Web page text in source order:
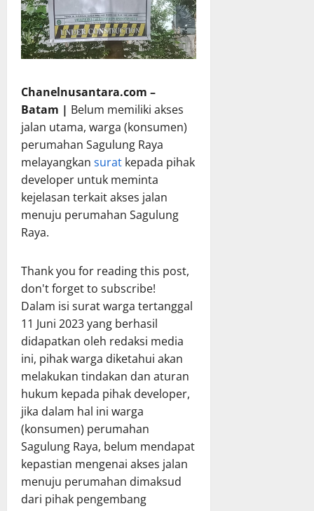
Chanelnusantara.com –
Batam | Belum memiliki akses
jalan utama, warga (konsumen)
perumahan Sagulung Raya
melayangkan surat kepada pihak
developer untuk meminta
kejelasan terkait akses jalan
menuju perumahan Sagulung
Raya.
Thank you for reading this post,
don't forget to subscribe!
Dalam isi surat warga tertanggal
11 Juni 2023 yang berhasil
didapatkan oleh redaksi media
ini, pihak warga diketahui akan
melakukan tindakan dan aturan
hukum kepada pihak developer,
jika dalam hal ini warga
(konsumen) perumahan
Sagulung Raya, belum mendapat
kepastian mengenai akses jalan
menuju perumahan dimaksud
dari pihak pengembang